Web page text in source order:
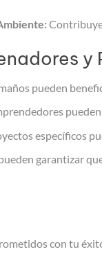
pueden
específicos
garantizar
con tu